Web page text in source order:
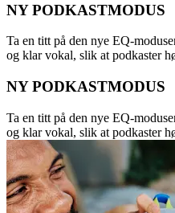
NY PODKASTMODUS
Ta en titt på den nye EQ-
og klar vokal, slik at podkaster
NY PODKASTMODUS
Ta en titt på den nye EQ-
og klar vokal, slik at podkaster